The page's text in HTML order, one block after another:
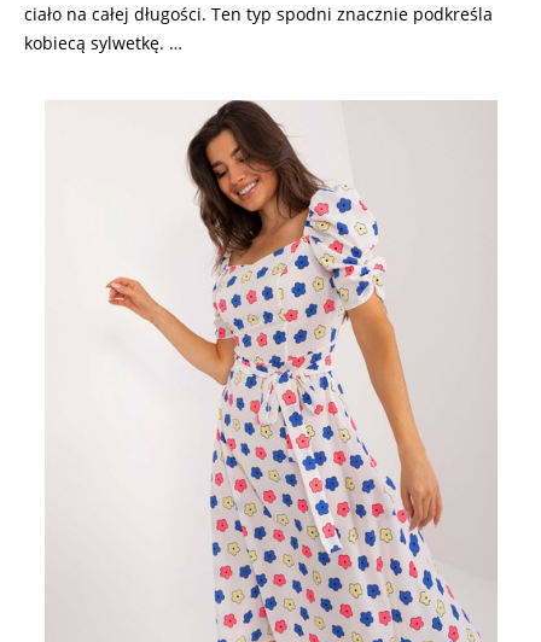
ciało na całej długości. Ten typ spodni znacznie podkreśla
kobiecą sylwetkę. …